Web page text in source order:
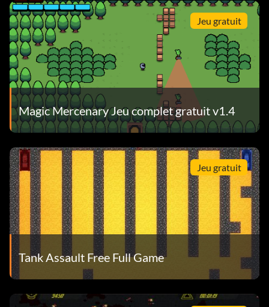
Jeu gratuit
Magic Mercenary Jeu complet gratuit v1.4
Jeu gratuit
Tank Assault Free Full Game